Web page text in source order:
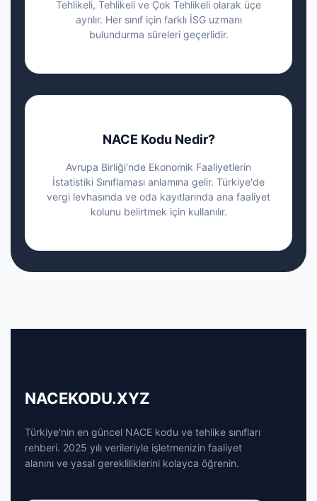
Tehlikeli, Tehlikeli ve Çok Tehlikeli olarak üçe
ayrılır. Her sınıf için farklı İSG uzmanı
bulundurma süreleri geçerlidir.
NACE Kodu Nedir?
Avrupa Birliği'nde Ekonomik Faaliyetlerin
İstatistiki Sınıflaması anlamına gelir. Türkiye'de
vergi levhasında ve oda kayıtlarında ana faaliyet
kolunu belirtmek için kullanılır.
NACEKODU.XYZ
Türkiye'nin en güncel NACE kodu ve tehlike sınıfları
rehberi. 2025 yılı verileriyle işletmenizin faaliyet
alanını ve yasal gerekliliklerini kolayca öğrenin.